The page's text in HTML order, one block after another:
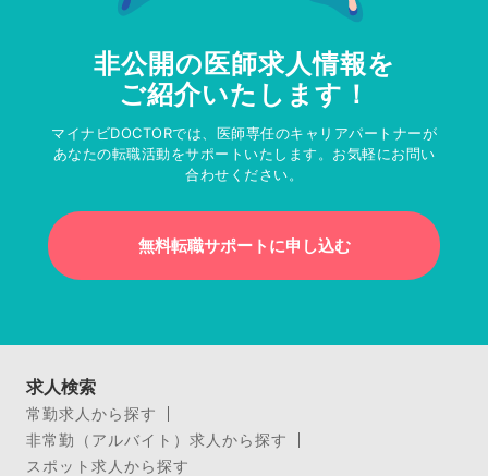
非公開の医師求人情報を
ご紹介いたします！
マイナビDOCTORでは、医師専任のキャリアパートナーが
あなたの転職活動をサポートいたします。お気軽にお問い
合わせください。
無料転職サポートに申し込む
求人検索
常勤求人から探す
非常勤（アルバイト）求人から探す
スポット求人から探す